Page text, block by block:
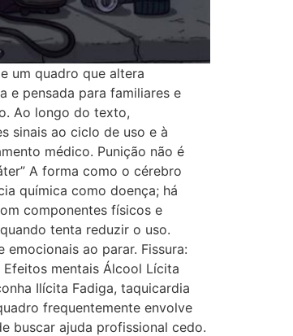
um quadro que altera
e pensada para familiares e
Ao longo do texto,
sinais ao ciclo de uso e à
médico. Punição não é
A forma como o cérebro
química como doença; há
componentes físicos e
tenta reduzir o uso.
ao parar. Fissura:
mentais Álcool Lícita
Ilícita Fadiga, taquicardia
frequentemente envolve
buscar ajuda profissional cedo.